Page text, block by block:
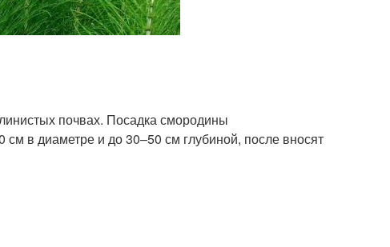
почвах. Посадка смородины
в диаметре и до 30–50 см глубиной, после вносят